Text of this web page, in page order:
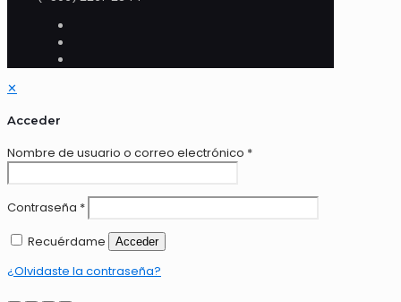
✕
Acceder
Nombre de usuario o correo electrónico *
Contraseña *
Recuérdame
Acceder
¿Olvidaste la contraseña?